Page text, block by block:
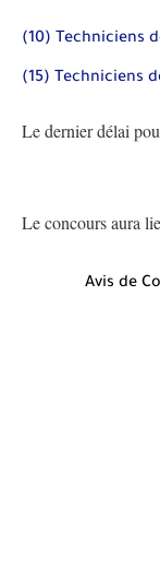
(10) Techniciens
(15) Techniciens
Le dernier délai
Le concours aura
Avis de